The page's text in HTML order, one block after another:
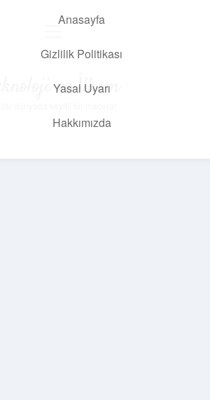
Anasayfa
Gizlilik Politikası
Yasal Uyarı
Hakkımızda
Teknoloji ve İlham